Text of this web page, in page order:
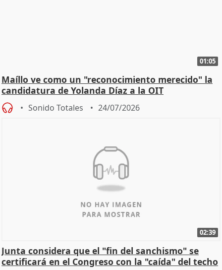
01:05
Maíllo ve como un "reconocimiento merecido" la
candidatura de Yolanda Díaz a la OIT
Sonido Totales 24/07/2026
02:39
Junta considera que el "fin del sanchismo" se
certificará en el Congreso con la "caída" del techo